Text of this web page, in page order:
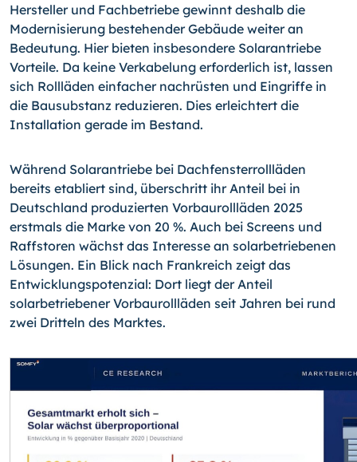
Hersteller und Fachbetriebe gewinnt deshalb die
Modernisierung bestehender Gebäude weiter an
Bedeutung. Hier bieten insbesondere Solarantriebe
Vorteile. Da keine Verkabelung erforderlich ist, lassen
sich Rollläden einfacher nachrüsten und Eingriffe in
die Bausubstanz reduzieren. Dies erleichtert die
Installation gerade im Bestand.
Während Solarantriebe bei Dachfensterrollläden
bereits etabliert sind, überschritt ihr Anteil bei in
Deutschland produzierten Vorbaurollläden 2025
erstmals die Marke von 20 %. Auch bei Screens und
Raffstoren wächst das Interesse an solarbetriebenen
Lösungen. Ein Blick nach Frankreich zeigt das
Entwicklungspotenzial: Dort liegt der Anteil
solarbetriebener Vorbaurollläden seit Jahren bei rund
zwei Dritteln des Marktes.